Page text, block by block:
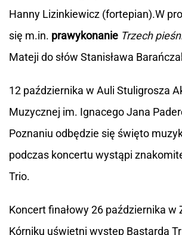
Hanny Lizinkiewicz (fortepian).W
się m.in. prawykonanie Trzech
Mateji do słów Stanisława
12 października w Auli Stuligrosza
Muzycznej im. Ignacego Jana
Poznaniu odbędzie się święto
podczas koncertu wystąpi
Trio.
Koncert finałowy 26 października w
Kórniku uświetni występ Bastarda